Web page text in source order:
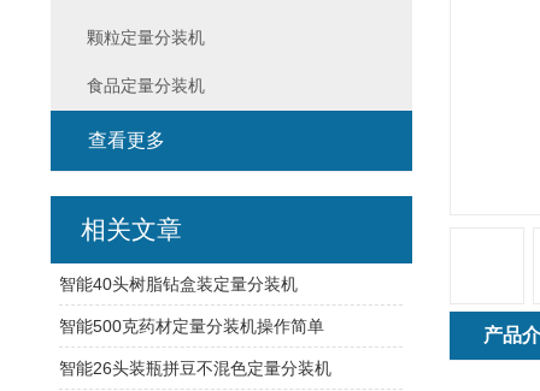
产品
颗粒定量分装机
食品定量分装机
查看更多
相关文章
智能40头树脂钻盒装定量分装机
智能500克药材定量分装机操作简单
智能26头装瓶拼豆不混色定量分装机